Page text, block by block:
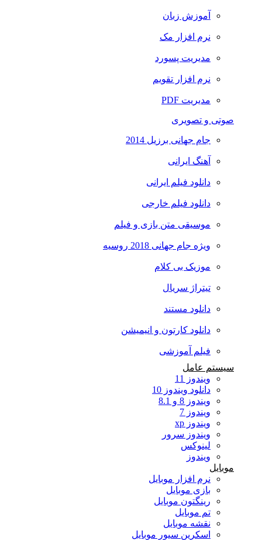
آموزش زبان
نرم افزار مک
مدیریت پسورد
نرم افزار تقویم
مدیریت PDF
صوتی و تصویری
جام جهانی برزیل 2014
آهنگ ایرانی
دانلود فیلم ایرانی
دانلود فیلم خارجی
موسیقی متن بازی و فیلم
ویژه جام جهانی 2018 روسیه
موزیک بی کلام
تیتراژ سریال
دانلود مستند
دانلود کارتون و انیمیشن
فیلم آموزشی
سیستم عامل
ویندوز 11
دانلود ویندوز 10
ویندوز 8 و 8.1
ویندوز 7
ویندوز xp
ویندوز سرور
لینوکس
ویندوز
موبایل
نرم افزار موبایل
بازی موبایل
رینگتون موبایل
تم موبایل
نقشه موبایل
اسکرین سیور موبایل